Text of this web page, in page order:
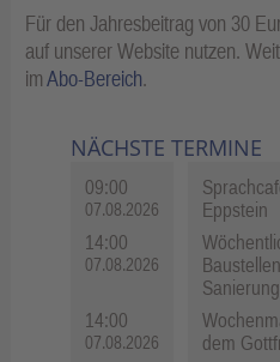
Für den Jahresbeitrag von 30
auf unserer Website nutzen.
imAbo-Bereich.
NÄCHSTE TERMINE
09:00
07.08.2026
Eppstein
14:00
07.08.2026
14:00
07.08.2026
dem